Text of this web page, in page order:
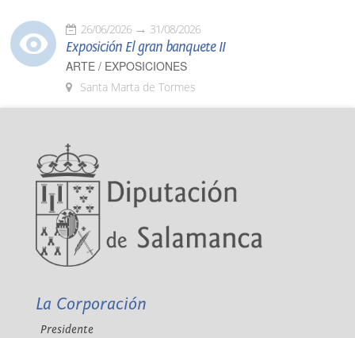
26/06/2026 31/08/2026
Exposición El gran banquete II
ARTE / EXPOSICIONES
Santa Marta de Tormes
La Corporación
Presidente